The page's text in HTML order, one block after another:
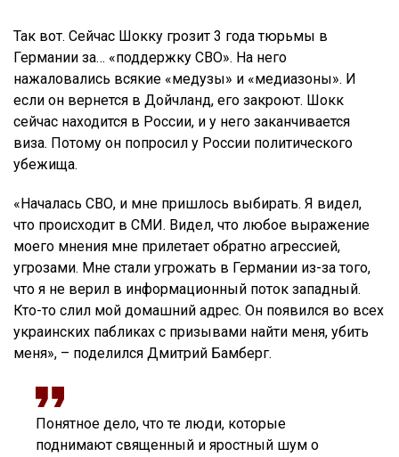
Так вот. Сейчас Шокку грозит 3 года тюрьмы в
Германии за… «поддержку СВО». На него
нажаловались всякие «медузы» и «медиазоны». И
если он вернется в Дойчланд, его закроют. Шокк
сейчас находится в России, и у него заканчивается
виза. Потому он попросил у России политического
убежища.
«Началась СВО, и мне пришлось выбирать. Я видел,
что происходит в СМИ. Видел, что любое выражение
моего мнения мне прилетает обратно агрессией,
угрозами. Мне стали угрожать в Германии из-за того,
что я не верил в информационный поток западный.
Кто-то слил мой домашний адрес. Он появился во всех
украинских пабликах с призывами найти меня, убить
меня», – поделился Дмитрий Бамберг.
Понятное дело, что те люди, которые
поднимают священный и яростный шум о